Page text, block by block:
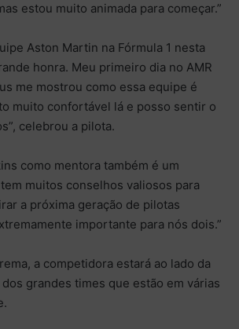
estou muito animada para começar.”
Aston Martin na Fórmula 1 nesta
honra. Meu primeiro dia no AMR
me mostrou como essa equipe é
muito confortável lá e posso sentir o
celebrou a pilota.
como mentora também é um
muitos conselhos valiosos para
a próxima geração de pilotas
importante para nós dois.”
a competidora estará ao lado da
grandes times que estão em várias